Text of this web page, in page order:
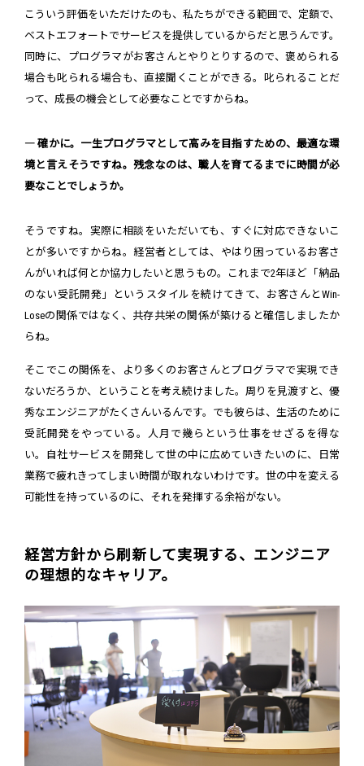
こういう評価をいただけたのも、私たちができる範囲で、定額で、
ベストエフォートでサービスを提供しているからだと思うんです。
同時に、プログラマがお客さんとやりとりするので、褒められる
場合も叱られる場合も、直接聞くことができる。叱られることだ
って、成長の機会として必要なことですからね。
― 確かに。一生プログラマとして高みを目指すための、最適な環
境と言えそうですね。残念なのは、職人を育てるまでに時間が必
要なことでしょうか。
そうですね。実際に相談をいただいても、すぐに対応できないこ
とが多いですからね。経営者としては、やはり困っているお客さ
んがいれば何とか協力したいと思うもの。これまで2年ほど「納品
のない受託開発」というスタイルを続けてきて、お客さんとWin-
Loseの関係ではなく、共存共栄の関係が築けると確信しましたか
らね。
そこでこの関係を、より多くのお客さんとプログラマで実現でき
ないだろうか、ということを考え続けました。周りを見渡すと、優
秀なエンジニアがたくさんいるんです。でも彼らは、生活のために
受託開発をやっている。人月で幾らという仕事をせざるを得な
い。自社サービスを開発して世の中に広めていきたいのに、日常
業務で疲れきってしまい時間が取れないわけです。世の中を変える
可能性を持っているのに、それを発揮する余裕がない。
経営方針から刷新して実現する、エンジニア
の理想的なキャリア。